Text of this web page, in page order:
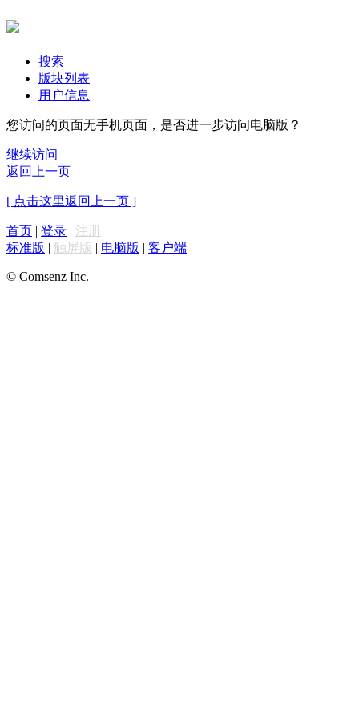
搜索
版块列表
用户信息
您访问的页面无手机页面，是否进一步访问电脑版？
继续访问
返回上一页
[ 点击这里返回上一页 ]
首页 | 登录 | 注册
标准版 | 触屏版 | 电脑版 | 客户端
© Comsenz Inc.